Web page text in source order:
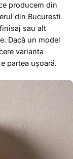
producem din
din București
sau alt
Dacă un model
varianta
partea ușoară.